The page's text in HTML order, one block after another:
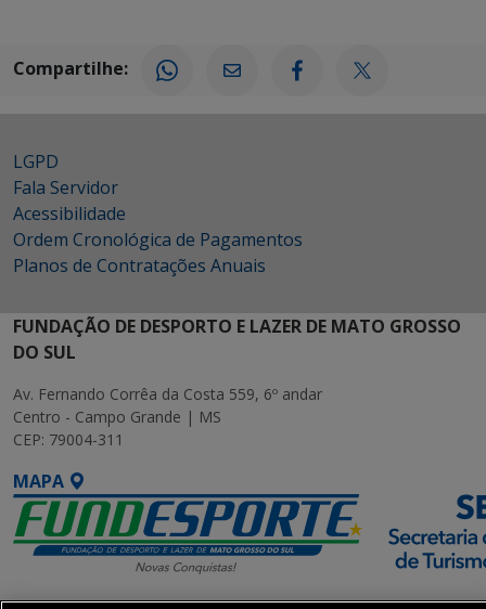
Compartilhe:
LGPD
Fala Servidor
Acessibilidade
Ordem Cronológica de Pagamentos
Planos de Contratações Anuais
FUNDAÇÃO DE DESPORTO E LAZER DE MATO GROSSO
DO SUL
Av. Fernando Corrêa da Costa 559, 6º andar
Centro - Campo Grande | MS
CEP: 79004-311
MAPA